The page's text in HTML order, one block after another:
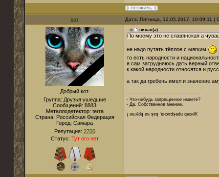
кот Дата: Пятница, 12.05.2017, 16:09:11
Добрый кот.
Группа: Друзья ушедшие
Сообщений: 8883
Металлодетектор: terra
Страна: Российская Федерация
Город: Cамара
Репутация: 2700
Статус: Тут его нет
писал(а):
По моему это не славянская а
не надо путать тёплое с мягким
то есть народности и
я сам затрудняюсь дать верный
к какой народности относятся и
а так да гребень имел и значение
- Что-нибудь запрещенное имеете?
- Да. Собственное мнение.
¡ иɯʎdʞ ин ʞɐʞ 'ɐнɔɐdʞǝdu qнεиЖ